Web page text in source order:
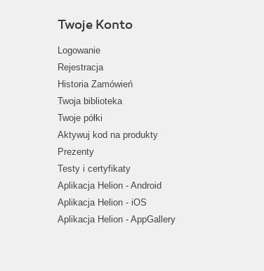
Twoje Konto
Logowanie
Rejestracja
Historia Zamówień
Twoja biblioteka
Twoje półki
Aktywuj kod na produkty
Prezenty
Testy i certyfikaty
Aplikacja Helion - Android
Aplikacja Helion - iOS
Aplikacja Helion - AppGallery